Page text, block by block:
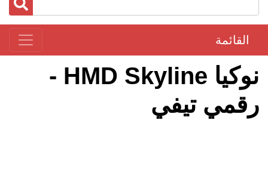
القائمة
نوكيا HMD Skyline -
رقمي تيفي